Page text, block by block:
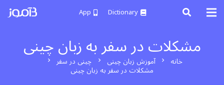
Dictionary
App
مشکلات در سفر به زبان چینی
خانه chevron_right آموزش زبان چینی chevron_right چینی در سفر chevron_right
مشکلات در سفر به زبان چینی